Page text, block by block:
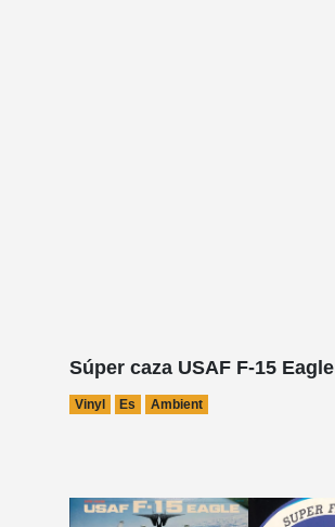
Súper caza USAF F-15 Eagle
Vinyl Es Ambient